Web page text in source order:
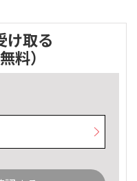
け取る
料）